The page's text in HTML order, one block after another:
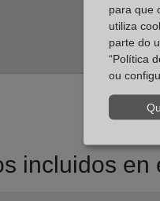
incluidos en
para que
utiliza
parte do
“Política
ou